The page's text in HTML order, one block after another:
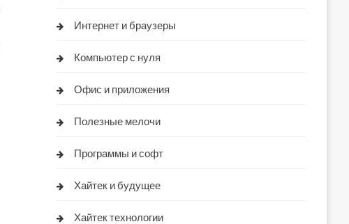
Интернет и браузеры
Компьютер с нуля
Офис и приложения
Полезные мелочи
Программы и софт
Хайтек и будущее
Хайтек технологии